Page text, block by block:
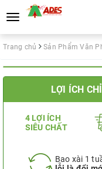
Toggle
navigation
Trang chủ Sản Phẩm Văn
LỢI ÍCH
4 LỢI ÍCH
SIÊU CHẤT
Bao xài 1